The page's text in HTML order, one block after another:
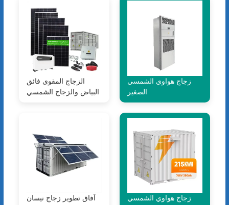
الزجاج المقوى فائق
البياض والزجاج الشمسي
زجاج هواوي الشمسي
الصغير
آفاق تطوير زجاج نيسان
زجاج هواوي الشمسي